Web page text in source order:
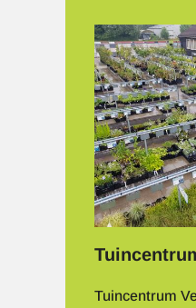
Afbeelding
Tuincentrum